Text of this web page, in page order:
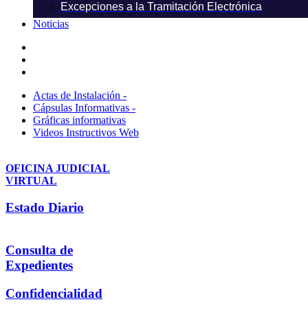
Excepciones a la Tramitación Electrónica
Noticias
Actas de Instalación -
Cápsulas Informativas -
Gráficas informativas
Videos Instructivos Web
OFICINA JUDICIAL
VIRTUAL
Estado Diario
Consulta de
Expedientes
Confidencialidad